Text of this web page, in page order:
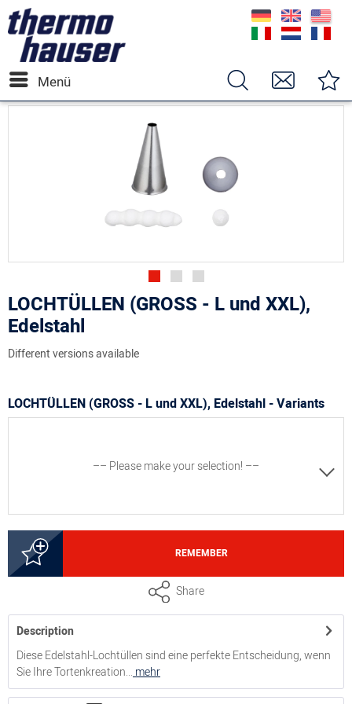
Menü
LOCHTÜLLEN (GROSS - L und XXL),
Edelstahl
Different versions available
LOCHTÜLLEN (GROSS - L und XXL), Edelstahl - Variants
–– Please make your selection! ––
Lochtülle L, Ø 2 mm, Edelstahl
Lochtülle L, Ø 3 mm, Edelstahl
REMEMBER
Share
Description
Diese Edelstahl-Lochtüllen sind eine perfekte Entscheidung, wenn
Sie Ihre Tortenkreation... mehr